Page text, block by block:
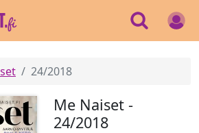
24/2018
Me Naiset -
24/2018